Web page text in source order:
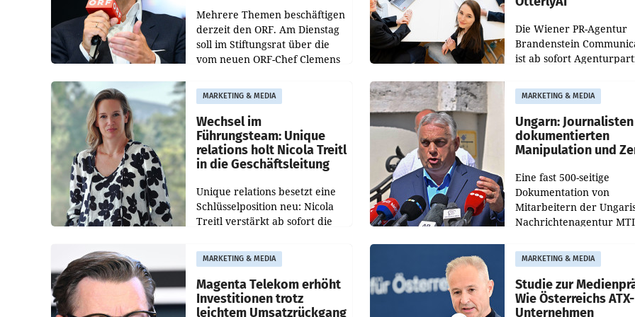
Mehrere Themen beschäftigen
derzeit den ORF. Am Dienstag
soll im Stiftungsrat über die
vom neuen ORF-Chef Clemens
Besetzungen für die
Direktionen abgestimmt
werden.
Die Wiener PR-Agentur
Brandenstein
ist ab sofort
Optimierungsplattform
OtterlyAI. Damit baut die
Agentur ihr
MARKETING & MEDIA
Wechsel im
Führungsteam: Unique
relations holt Nicola Treitl
in die Geschäftsleitung
Unique relations besetzt eine
Schlüsselposition neu: Nicola
Treitl verstärkt ab sofort die
PR-Agentur an der Seite von
Josef Kalina und Anna Kalina-
Mahr.
MARKETING & MEDIA
Ungarn: Journalisten
dokumentierten
Manipulation und
Eine fast 500-seitige
Dokumentation von
Mitarbeitern der
Nachrichtenagentur
Manipulation und Zensur
der Agentur während
MARKETING & MEDIA
Magenta Telekom erhöht
Investitionen trotz
leichtem Umsatzrückgang
MARKETING & MEDIA
Studie zur
Wie Österreichs ATX-
Unternehmen